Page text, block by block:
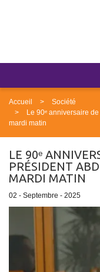
Accueil
Société
Le 90ᵉ anniversaire
mardi matin
LE 90ᵉ
PRÉSIDENT
MARDI MATIN
02 - Septembre - 2025